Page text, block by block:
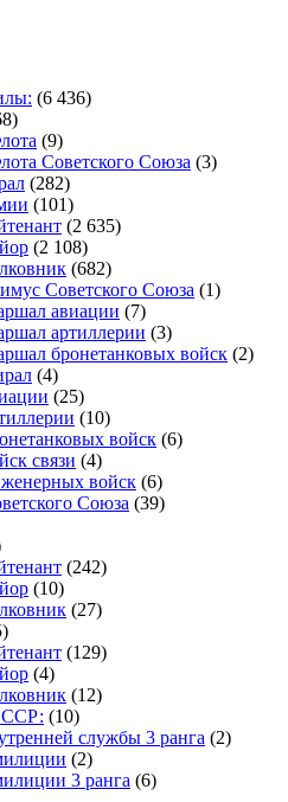
(6 436)
(9)
Советского Союза (3)
(282)
(101)
(2 635)
(2 108)
(682)
Советского Союза (1)
авиации (7)
артиллерии (3)
бронетанковых войск (2)
(4)
(25)
(10)
войск (6)
связи (4)
войск (6)
Союза (39)
(242)
(10)
(27)
(129)
(4)
(12)
(10)
службы 3 ранга (2)
(2)
3 ранга (6)